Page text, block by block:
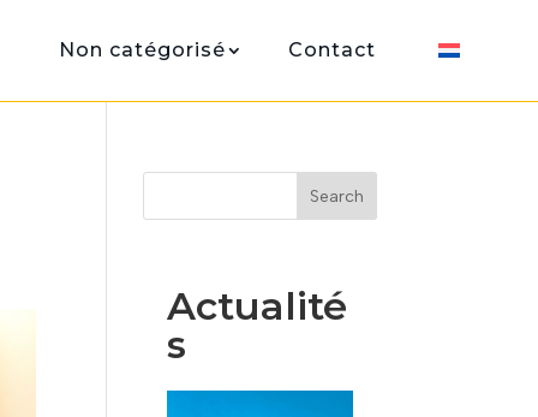
Non catégorisé Contact
Search
Actualité
s